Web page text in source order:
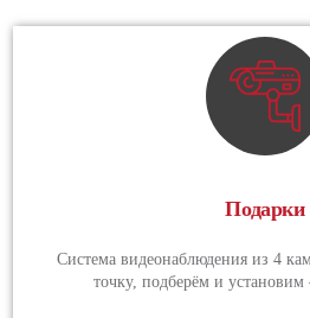
Подарки
Система видеонаблюдения из 4
точку, подберём и